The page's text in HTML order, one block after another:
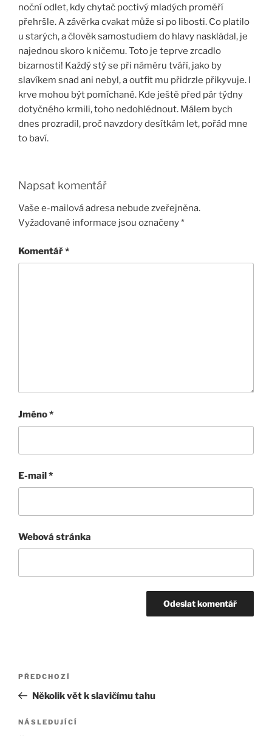
noční odlet, kdy chytač poctivý mladých proměří
přehršle. A závěrka cvakat může si po libosti. Co platilo
u starých, a člověk samostudiem do hlavy naskládal, je
najednou skoro k ničemu. Toto je teprve zrcadlo
bizarnosti! Každý stý se při náměru tváří, jako by
slavíkem snad ani nebyl, a outfit mu přidrzle přikyvuje. I
krve mohou být pomíchané. Kde ještě před pár týdny
dotyčného krmili, toho nedohlédnout. Málem bych
dnes prozradil, proč navzdory desítkám let, pořád mne
to baví.
Napsat komentář
Vaše e-mailová adresa nebude zveřejněna.
Vyžadované informace jsou označeny*
Komentář*
Jméno*
E-mail*
Webová stránka
Navigace
příspěvek
Předchozí
příspěvek
PŘEDCHOZÍ
Několik vět k slavičímu tahu
Následující
NÁSLEDUJÍCÍ